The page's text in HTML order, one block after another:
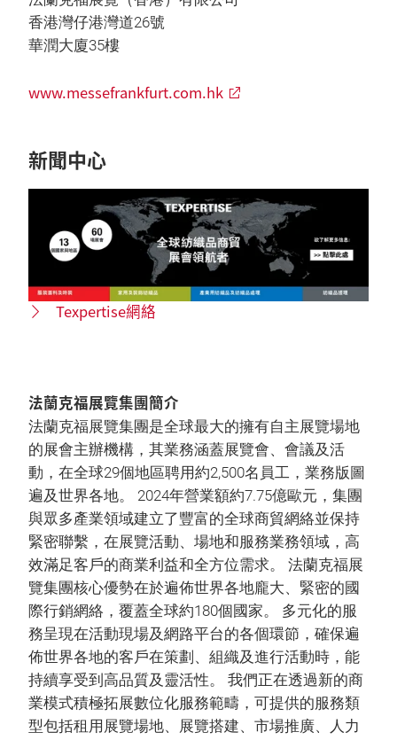
香港灣仔港灣道26號
華潤大廈35樓
www.messefrankfurt.com.hk
新聞中心
Texpertise網絡
法蘭克福展覽集團簡介
法蘭克福展覽集團是全球最大的擁有自主展覽場地
的展會主辦機構，其業務涵蓋展覽會、會議及活
動，在全球29個地區聘用約2,500名員工，業務版圖
遍及世界各地。 2024年營業額約7.75億歐元，集團
與眾多產業領域建立了豐富的全球商貿網絡並保持
緊密聯繫，在展覽活動、場地和服務業務領域，高
效滿足客戶的商業利益和全方位需求。 法蘭克福展
覽集團核心優勢在於遍佈世界各地龐大、緊密的國
際行銷網絡，覆蓋全球約180個國家。 多元化的服
務呈現在活動現場及網路平台的各個環節，確保遍
佈世界各地的客戶在策劃、組織及進行活動時，能
持續享受到高品質及靈活性。 我們正在透過新的商
業模式積極拓展數位化服務範疇，可提供的服務類
型包括租用展覽場地、展覽搭建、市場推廣、人力